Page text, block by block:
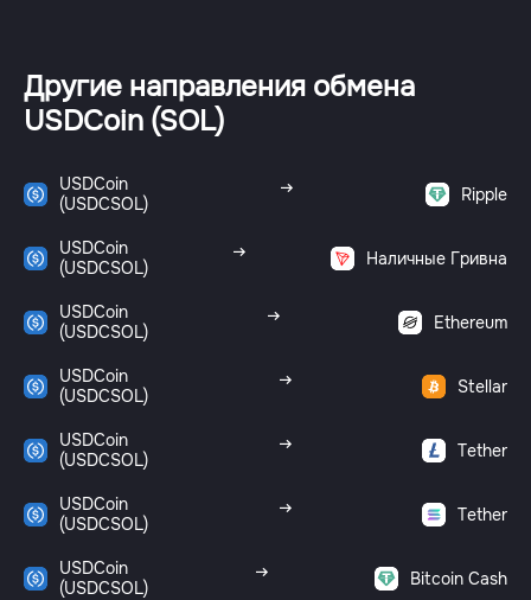
Другие направления обмена
USDCoin (SOL)
USDCoin
(USDCSOL)
Ripple
USDCoin
(USDCSOL)
Наличные Гривна
USDCoin
(USDCSOL)
Ethereum
USDCoin
(USDCSOL)
Stellar
USDCoin
(USDCSOL)
Tether
USDCoin
(USDCSOL)
Tether
USDCoin
(USDCSOL)
Bitcoin Cash